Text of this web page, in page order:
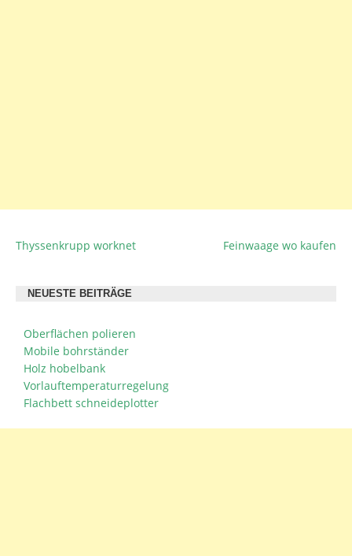
BEITRAGSNAVIGATION
Thyssenkrupp worknet Feinwaage wo kaufen
NEUESTE BEITRÄGE
Oberflächen polieren
Mobile bohrständer
Holz hobelbank
Vorlauftemperaturregelung
Flachbett schneideplotter